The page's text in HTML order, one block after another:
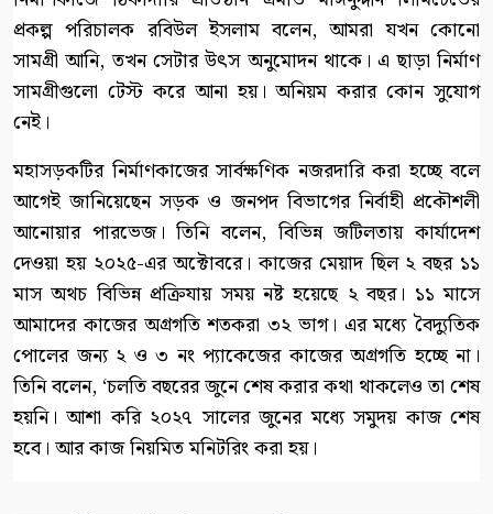
প্রকল্প পরিচালক রবিউল ইসলাম বলেন, আমরা যখন কোনো
সামগ্রী আনি, তখন সেটার উৎস অনুমোদন থাকে। এ ছাড়া নির্মাণ
সামগ্রীগুলো টেস্ট করে আনা হয়। অনিয়ম করার কোন সুযোগ
নেই।
মহাসড়কটির নির্মাণকাজের সার্বক্ষণিক নজরদারি করা হচ্ছে বলে
আগেই জানিয়েছেন সড়ক ও জনপদ বিভাগের নির্বাহী প্রকৌশলী
আনোয়ার পারভেজ। তিনি বলেন, বিভিন্ন জটিলতায় কার্যাদেশ
দেওয়া হয় ২০২৫-এর অক্টোবরে। কাজের মেয়াদ ছিল ২ বছর ১১
মাস অথচ বিভিন্ন প্রক্রিযায় সময় নষ্ট হয়েছে ২ বছর। ১১ মাসে
আমাদের কাজের অগ্রগতি শতকরা ৩২ ভাগ। এর মধ্যে বৈদ্যুতিক
পোলের জন্য ২ ও ৩ নং প্যাকেজের কাজের অগ্রগতি হচ্ছে না।
তিনি বলেন, ‘চলতি বছরের জুনে শেষ করার কথা থাকলেও তা শেষ
হয়নি। আশা করি ২০২৭ সালের জুনের মধ্যে সমুদয় কাজ শেষ
হবে। আর কাজ নিয়মিত মনিটরিং করা হয়।